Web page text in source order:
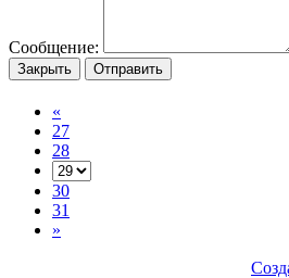
Сообщение:
Закрыть Отправить
«
27
28
30
31
»